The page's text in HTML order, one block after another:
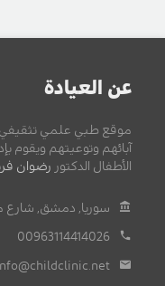
عن العيادة
موقع طبي علمي تثقيفي
آبائهم وتوعيتهم ويقوم
الأطفال الدكتور رضوان
سوريا, دمشق, شارع
00963114414026